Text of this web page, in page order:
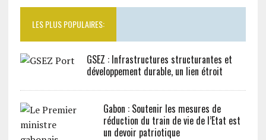
LES PLUS POPULAIRES:
GSEZ : Infrastructures structurantes et
développement durable, un lien étroit
Gabon : Soutenir les mesures de
réduction du train de vie de l’Etat est
un devoir patriotique